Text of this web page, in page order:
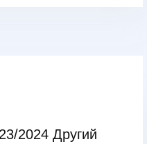
2024 Другий